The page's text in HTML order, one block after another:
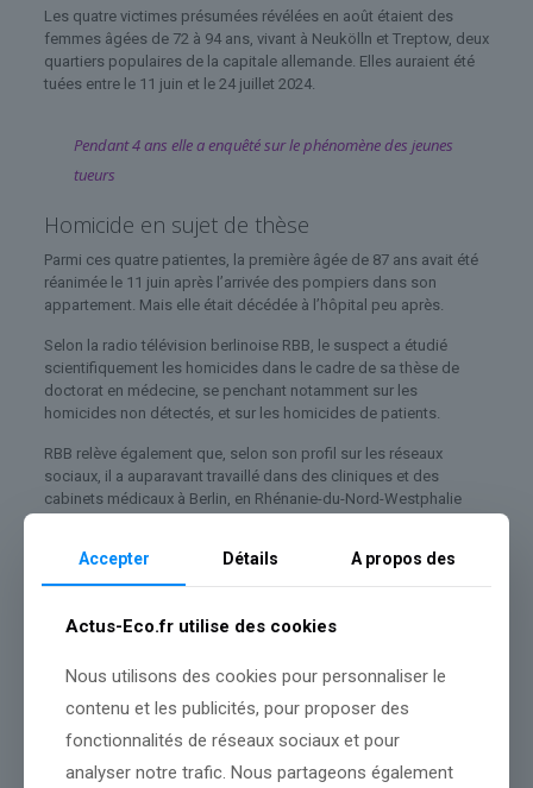
Les quatre victimes présumées révélées en août étaient des
femmes âgées de 72 à 94 ans, vivant à Neukölln et Treptow, deux
quartiers populaires de la capitale allemande. Elles auraient été
tuées entre le 11 juin et le 24 juillet 2024.
Pendant 4 ans elle a enquêté sur le phénomène des jeunes
tueurs
Homicide en sujet de thèse
Parmi ces quatre patientes, la première âgée de 87 ans avait été
réanimée le 11 juin après l’arrivée des pompiers dans son
appartement. Mais elle était décédée à l’hôpital peu après.
Selon la radio télévision berlinoise RBB, le suspect a étudié
scientifiquement les homicides dans le cadre de sa thèse de
doctorat en médecine, se penchant notamment sur les
homicides non détectés, et sur les homicides de patients.
RBB relève également que, selon son profil sur les réseaux
sociaux, il a auparavant travaillé dans des cliniques et des
cabinets médicaux à Berlin, en Rhénanie-du-Nord-Westphalie
L’Allemagne reste marquée par le cas d’un soignant tueur en
série qui avait sévi au début des années 2000 : Niels Högel, un
les psychiatres, qui avait été condamné en juin 2019 à la
hôpitaux en Basse-Saxe (nord).
Entre 2000 et 2005, il avait provoqué des arrêts cardiaques chez
des patients choisis arbitrairement pour essayer ensuite de les
collègues.
Accepter Détails A propos des
Actus-Eco.fr utilise des cookies
Nous utilisons des cookies pour personnaliser le
contenu et les publicités, pour proposer des
fonctionnalités de réseaux sociaux et pour
analyser notre trafic. Nous partageons également